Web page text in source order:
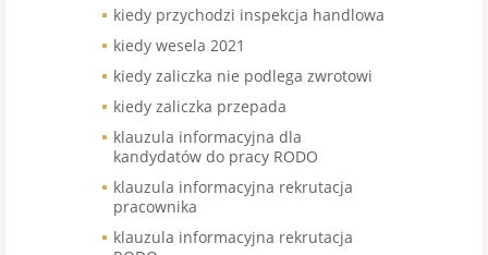
kiedy przychodzi inspekcja handlowa
kiedy wesela 2021
kiedy zaliczka nie podlega zwrotowi
kiedy zaliczka przepada
klauzula informacyjna dla
kandydatów do pracy RODO
klauzula informacyjna rekrutacja
pracownika
klauzula informacyjna rekrutacja